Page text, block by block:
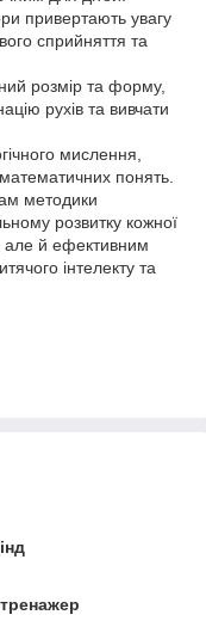
привертають увагу
сприйняття та
розмір та форму,
рухів та вивчати
мислення,
понять.
методики
розвитку кожної
але й ефективним
інтелекту та